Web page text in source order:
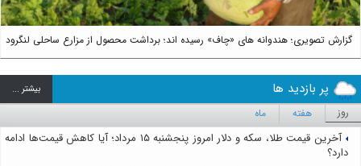
گزارش تصویری؛ هندوانه های «چاف» رسیده اند؛ برداشت محصول از مزارع ساحلی لنگرود
پر بازدید ها بيشتر ...
روز هفته ماه
آخرین قیمت طلا، سکه و دلار امروز پنجشنبه ۱۵ مرداد؛ آیا کاهش قیمت‌ها ادامه
دارد؟